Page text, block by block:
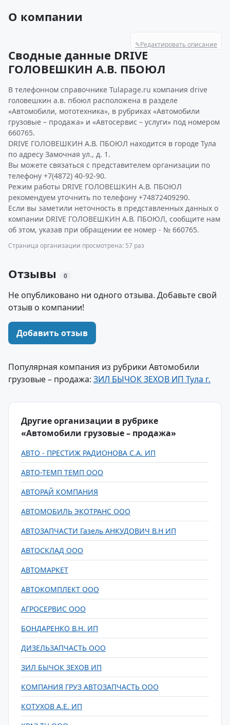
О компании
✎Редактировать описание
Сводные данные DRIVE
ГОЛОВЕШКИН А.В. ПБОЮЛ
В телефонном справочнике Tulapage.ru компания drive
головешкин а.в. пбоюл расположена в разделе
«Автомобили, мототехника», в рубриках «Автомобили
грузовые – продажа» и «Автосервис – услуги» под номером
660765.
DRIVE ГОЛОВЕШКИН А.В. ПБОЮЛ находится в городе Тула
по адресу Замочная ул., д. 1.
Вы можете связаться с представителем организации по
телефону +7(4872) 40-92-90.
Режим работы DRIVE ГОЛОВЕШКИН А.В. ПБОЮЛ
рекомендуем уточнить по телефону +74872409290.
Если вы заметили неточность в представленных данных о
компании DRIVE ГОЛОВЕШКИН А.В. ПБОЮЛ, сообщите нам
об этом, указав при обращении ее номер - № 660765.
Страница организации просмотрена: 57 раз
Отзывы 0
Не опубликовано ни одного отзыва. Добавьте свой
отзыв о компании!
Добавить отзыв
Популярная компания из рубрики Автомобили
грузовые – продажа: ЗИЛ БЫЧОК ЗЕХОВ ИП Тула г.
Другие организации в рубрике
«Автомобили грузовые – продажа»
АВТО - ПРЕСТИЖ РАДИОНОВА С.А. ИП
АВТО-ТЕМП ТЕМП ООО
АВТОРАЙ КОМПАНИЯ
АВТОMOБИЛЬ ЭКОТРАНС ООО
АВТОЗАПЧАСТИ Газель АНКУДОВИЧ В.Н ИП
АВТОСКЛАД ООО
АВТОМАРКЕТ
АВТОКОМПЛЕКТ ООО
АГРОСЕРВИС ООО
БОНДАРЕНКО В.Н. ИП
ДИЗЕЛЬЗАПЧАСТЬ ООО
ЗИЛ БЫЧОК ЗЕХОВ ИП
КОМПАНИЯ ГРУЗ АВТОЗАПЧАСТЬ ООО
КОТУХОВ А.Е. ИП